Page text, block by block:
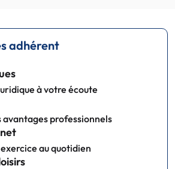
adhérent
à votre écoute
avantages professionnels
au quotidien